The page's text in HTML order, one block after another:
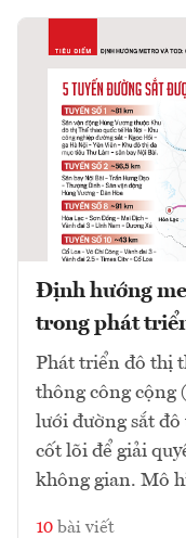
Định hướng
trong phát
Phát triển đô thị
thông công cộng
lưới đường sắt
cốt lõi để giải
không gian. Mô
10 bài viết